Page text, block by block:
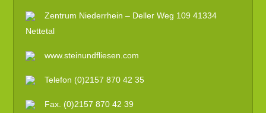
Zentrum Niederrhein – Deller Weg 109 41334
Nettetal
www.steinundfliesen.com
Telefon (0)2157 870 42 35
Fax. (0)2157 870 42 39